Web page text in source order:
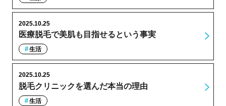
医療脱毛で美肌も目指せるという事実
2025.10.25
生活
脱毛クリニックを選んだ本当の理由
2025.10.25
生活